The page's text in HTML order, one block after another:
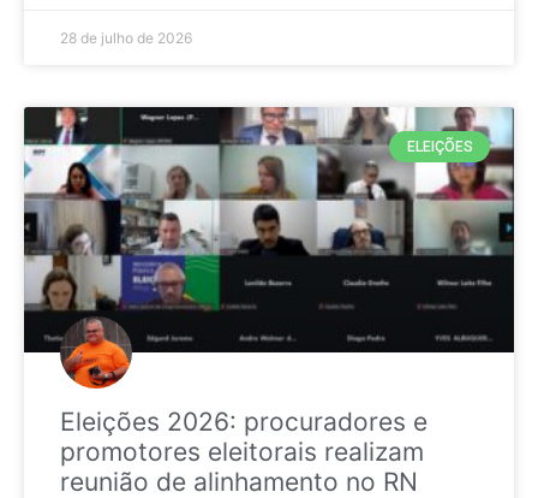
28 de julho de 2026
ELEIÇÕES
Eleições 2026: procuradores e
promotores eleitorais realizam
reunião de alinhamento no RN